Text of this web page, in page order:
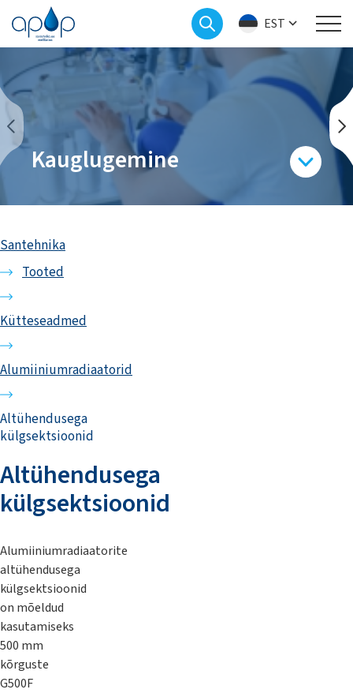
EST
Kauglugemine
Santehnika
Tooted
Kütteseadmed
Alumiiniumradiaatorid
Altühendusega
külgsektsioonid
Altühendusega
külgsektsioonid
Alumiiniumradiaatorite
altühendusega
külgsektsioonid
on mõeldud
kasutamiseks
500 mm
kõrguste
G500F